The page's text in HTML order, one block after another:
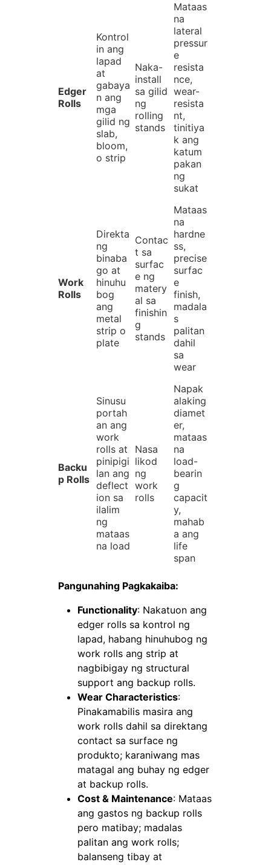
Edger
Rolls
Kontrol
in ang
lapad
at
gabaya
n ang
mga
gilid ng
slab,
bloom,
o strip
Naka-
install
sa gilid
ng
rolling
stands
Mataas
na
lateral
pressur
e
resista
nce,
wear-
resista
nt,
tinitiya
k ang
katum
pakan
ng
sukat
Work
Rolls
Direkta
ng
binaba
go at
hinuhu
bog
ang
metal
strip o
plate
Contac
t sa
surfac
e ng
matery
al sa
finishin
g
stands
Mataas
na
hardne
ss,
precise
surfac
e
finish,
madala
s
palitan
dahil
sa
wear
Backu
p Rolls
Sinusu
portah
an ang
work
rolls at
pinipigi
lan ang
deflect
ion sa
ilalim
ng
mataas
na load
Nasa
likod
ng
work
rolls
Napak
alaking
diamet
er,
mataas
na
load-
bearin
g
capacit
y,
mahab
a ang
life
span
Pangunahing Pagkakaiba:
Functionality: Nakatuon ang
edger rolls sa kontrol ng
lapad, habang hinuhubog ng
work rolls ang strip at
nagbibigay ng structural
support ang backup rolls.
Wear Characteristics:
Pinakamabilis masira ang
work rolls dahil sa direktang
contact sa surface ng
produkto; karaniwang mas
matagal ang buhay ng edger
at backup rolls.
Cost & Maintenance: Mataas
ang gastos ng backup rolls
pero matibay; madalas
palitan ang work rolls;
balanseng tibay at